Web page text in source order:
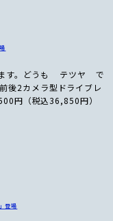
ます。どうも テツヤ で
2カメラ型ドライブレ
円（税込36,850円）
登場